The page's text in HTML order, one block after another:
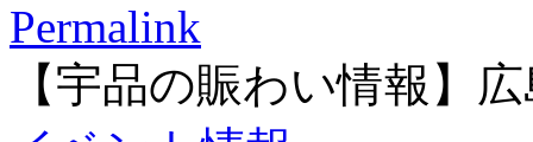
Permalink
【宇品の賑わい情報】